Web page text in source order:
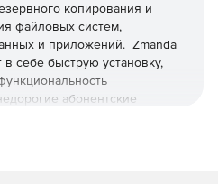
копирования и
файловых систем,
и приложений. Zmanda
в себе быструю установку,
абонентские